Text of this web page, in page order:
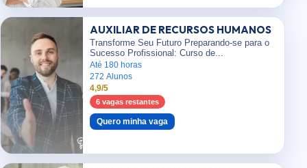
AUXILIAR DE RECURSOS HUMANOS
Transforme Seu Futuro Preparando-se para o
Sucesso Profissional: Curso de...
Até 180 horas
272 Alunos
4,9/5
6 vagas restantes
Quero minha vaga